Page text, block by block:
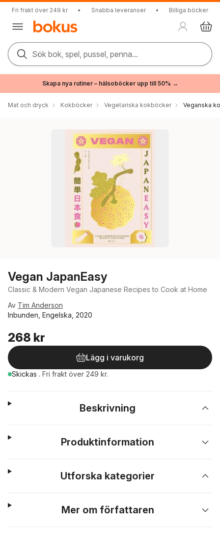
Fri frakt över 249 kr • Snabba leveranser • Billiga böcker
Sök bok, spel, pussel, penna...
Skapa nya rutiner – hälsoböcker upp till 50% →
Mat och dryck Kokböcker Vegetariska kokböcker Veganska
Vegan JapanEasy
Classic & Modern Vegan Japanese Recipes to Cook at Home
Av Tim Anderson
Inbunden, Engelska, 2020
268 kr
Lägg i varukorg
Skickas . Fri frakt över 249 kr.
Beskrivning
Produktinformation
Utforska kategorier
Mer om författaren